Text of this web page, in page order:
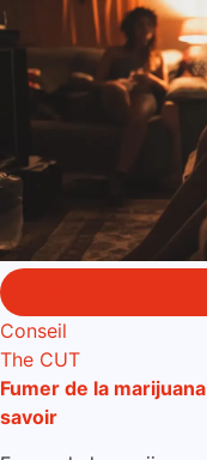
Conseil
The CUT
Fumer de la
savoir